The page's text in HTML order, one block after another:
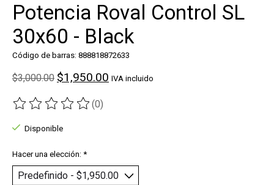
Potencia Roval Control SL
30x60 - Black
Código de barras: 888818872633
$3,000.00 $1,950.00 IVA incluido
The rating of this product is
(0)
Disponible
Hacer una elección: *